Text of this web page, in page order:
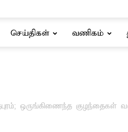
செய்திகள் வணிகம்
ஒருங்கிணைந்த குழந்தைகள்